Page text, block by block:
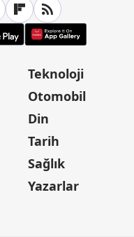
Teknoloji
Otomobil
Din
Tarih
Sağlık
Yazarlar